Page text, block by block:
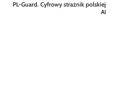
PL-Guard. Cyfrowy strażnik polskiej
AI